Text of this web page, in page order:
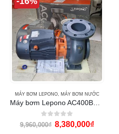
MÁY BƠM LEPONO, MÁY BƠM NƯỚC
0out of 5
9,960,000₫ 8,380,000₫